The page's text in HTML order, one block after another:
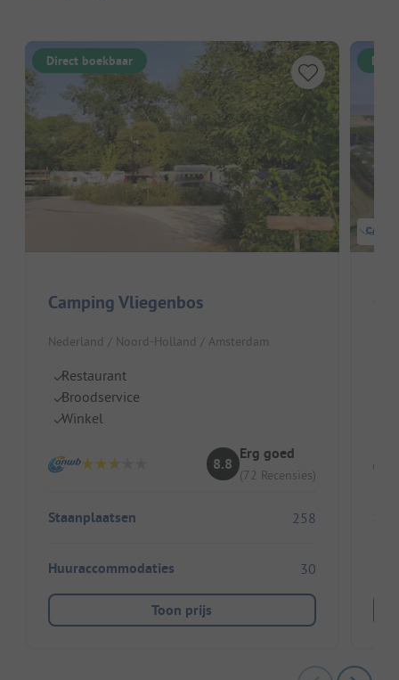
Direct boekbaar
Camping Vliegenbos
Nederland / Noord-Holland / Amsterdam
Restaurant
Broodservice
Winkel
8.8
Erg goed
(72 Recensies)
Staanplaatsen 258
Huuraccommodaties 30
Toon prijs